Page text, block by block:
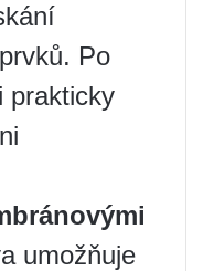
Po
prakticky
umožňuje